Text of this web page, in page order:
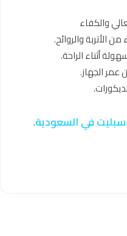
والكفاء
الأتربة والروائح.
أثناء الراحة.
عمر الجهاز.
في السعودية.